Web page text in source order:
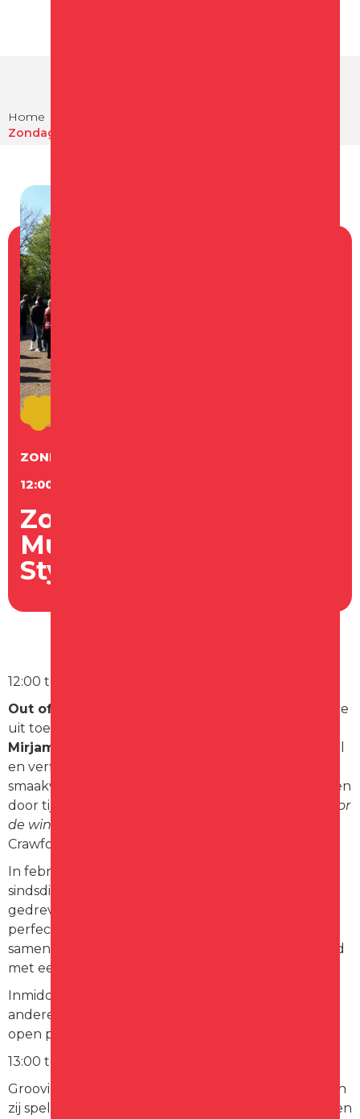
Home
Zondagmiddag Muziektuin - Out of Style/Groovin’Time
ZONDAG
12:00 - 14:15 UUR
Zondagmiddag
Muziektuin - Out of
Style/Groovin’Time
12:00 tot 13:00 uur
Out of Style
is een sfeervol muzikaal duo bestaande
uit toetsenist
Mirjam Fränzel
en verfijning een repertoire van warme ballads en
smaakvolle jazz- en popnummers. Laat je meevoeren
door tijdloze songs als
Door
de wind
Crawford. Muziek die raakt, ontroert en verbindt.
In februari 2025 vond de groep elkaar muzikaal en
sindsdien werken ze met enthousiasme en
gedrevenheid samen. De naam
perfect bij hun eigenzinnige manier van het
samenstellen van de playlist: herkenbaar, maar altijd
met een verrassende twist.
Inmiddels zijn zij een graag gezien duo bij onder
andere de Hospice,
open podia in Uitgeest.
13:00 tot 14:00 uur
Groovin’Time is een enthousiaste 8-koppige band en
zij spelen covers van herkenbare pop/rock muziek en